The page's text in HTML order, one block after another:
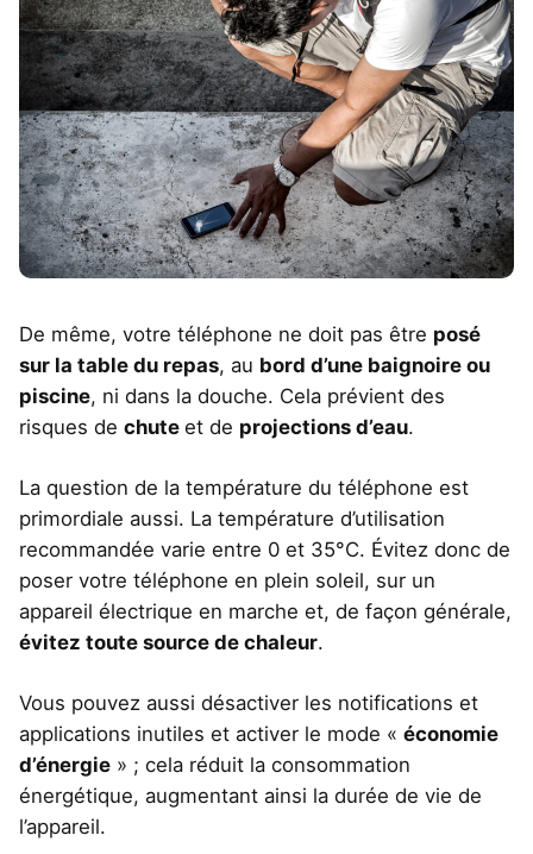
De même, votre téléphone ne doit pas être posé
sur la table du repas, au bord d’une baignoire ou
piscine, ni dans la douche. Cela prévient des
risques de chute et de projections d’eau.
La question de la température du téléphone est
primordiale aussi. La température d’utilisation
recommandée varie entre 0 et 35°C. Évitez donc de
poser votre téléphone en plein soleil, sur un
appareil électrique en marche et, de façon générale,
évitez toute source de chaleur.
Vous pouvez aussi désactiver les notifications et
applications inutiles et activer le mode « économie
d’énergie » ; cela réduit la consommation
énergétique, augmentant ainsi la durée de vie de
l’appareil.